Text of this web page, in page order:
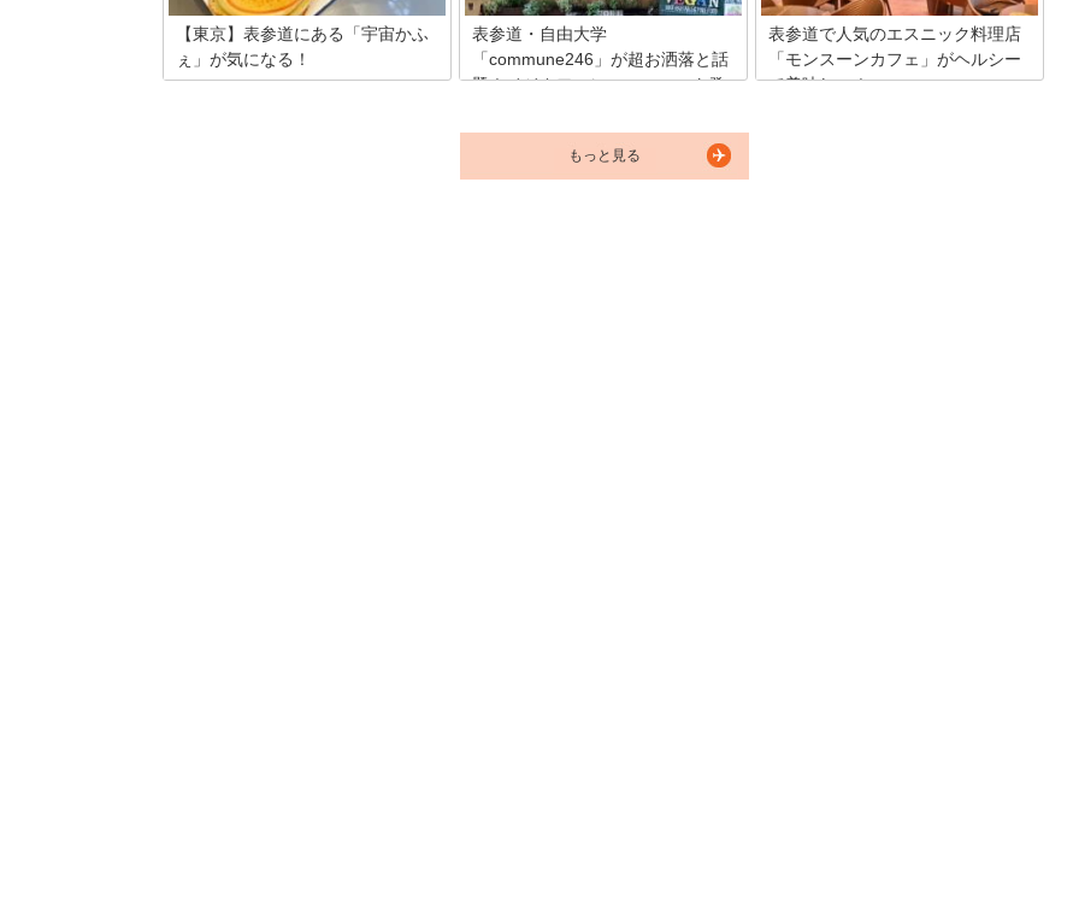
【東京】表参道にある「宇宙かふ
ぇ」が気になる！
表参道・自由大学
「commune246」が超お洒落と話
題！ベジカフェにニューヨーク発
南青山にあるcommune246は、おしゃれ
なフードコートやカフェ、自由大学など
が集まったコミュニティで、定期的に感
表参道で人気のエスニック料理店
「モンスーンカフェ」がヘルシー
で美味しい！
もっと見る